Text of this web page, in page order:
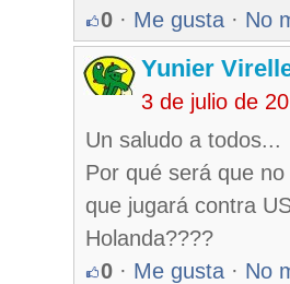
0 · Me gusta · No
Yunier
3 de julio de
Un saludo a todos...
Por qué será que
que jugará contra
Holanda????
0 · Me gusta · No